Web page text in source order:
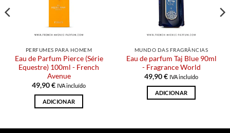
PERFUMES PARA HOMEM
Eau de Parfum Pierce (Série
Equestre) 100ml - French
Avenue
49,90€ IVA incluído
ADICIONAR
MUNDO DAS FRAGRÂNCIAS
Eau de parfum Taj Blue 90ml
- Fragrance World
49,90€ IVA incluído
ADICIONAR